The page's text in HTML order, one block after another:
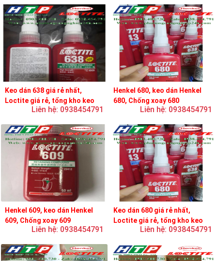
Keo dán 638 giá rẻ nhất,
Loctite giá rẻ, tổng kho keo
Liên hệ: 0938454791
Henkel 680, keo dán Henkel
680, Chống xoay 680
Liên hệ: 0938454791
Henkel 609, keo dán Henkel
609, Chống xoay 609
Liên hệ: 0938454791
Keo dán 680 giá rẻ nhất,
Loctite giá rẻ, tổng kho keo
Liên hệ: 0938454791